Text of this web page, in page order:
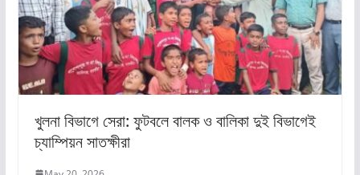
খুলনা বিভাগে সেরা: ফুটবলে বালক ও বালিকা দুই বিভাগেই
চ্যাম্পিয়ন সাতক্ষীরা